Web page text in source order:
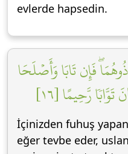
evlerde hapsedin.
فَإِن تَابَا وَأَصۡلَحَا
رَّحِيمًا [١٦]
İçinizden fuhuş
eğer tevbe eder,